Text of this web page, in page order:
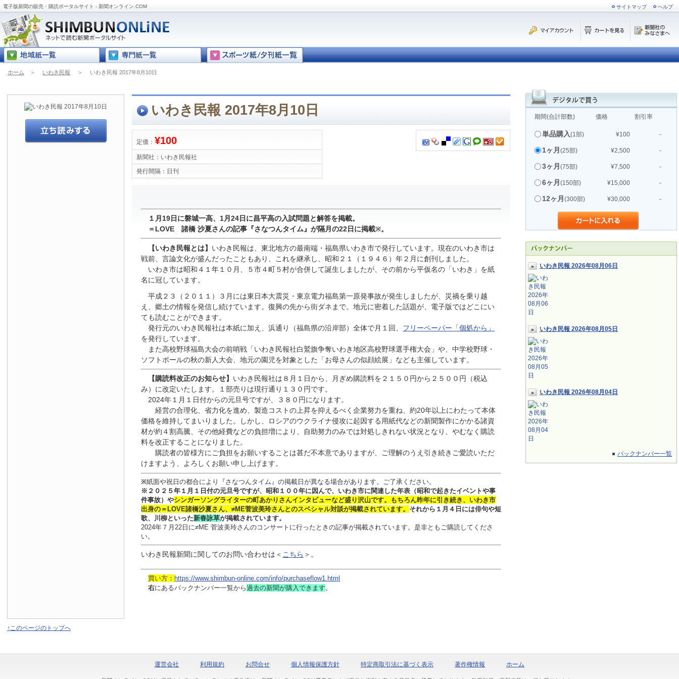
電子版新聞の販売・購読ポータルサイト - 新聞オンライン.COM サイトマップ ヘルプ
ホーム ＞ いわき民報 ＞ いわき民報 2017年8月10日
期間(合計部数) 価格 割引率
単品購入(1部) ¥100 -
1ヶ月 (25部) ¥2,500 -
3ヶ月 (75部) ¥7,500 -
6ヶ月 (150部) ¥15,000 -
12ヶ月 (300部) ¥30,000 -
いわき民報 2026年08月06日
いわき民報 2026年08月05日
いわき民報 2026年08月04日
バックナンバー一覧
いわき民報 2017年8月10日
定価： ¥100
新聞社： いわき民報社
発行間隔： 日刊
１月19日に磐城一高、1月24日に昌平高の入試問題と解答を掲載。
＝LOVE 諸橋 沙夏さんの記事『さなつんタイム』が隔月の22日に掲載※。
【いわき民報とは】 いわき民報は、東北地方の最南端・福島県いわき市で発行しています。現在のいわき市は
戦前、言論文化が盛んだったこともあり、これを継承し、昭和２１（１９４６）年２月に創刊しました。
いわき市は昭和４１年１０月、５市４町５村が合併して誕生しましたが、その前から平仮名の「いわき」を紙
名に冠しています。
平成２３（２０１１）３月には東日本大震災・東京電力福島第一原発事故が発生しましたが、災禍を乗り越
え、郷土の情報を発信し続けています。復興の先から街ダネまで。地元に密着した話題が、電子版ではどこにい
ても読むことができます。
発行元のいわき民報社は本紙に加え、浜通り（福島県の沿岸部）全体で月１回、 フリーペーパー「個処から」
を発行しています。
また高校野球福島大会の前哨戦「いわき民報社白鷲旗争奪いわき地区高校野球選手権大会」や、中学校野球・
ソフトボールの秋の新人大会、地元の園児を対象とした「お母さんの似顔絵展」なども主催しています。
【購読料改正のお知らせ】 いわき民報社は８月１日から、月ぎめ購読料を２１５０円から２５００円（税込
み）に改定いたします。１部売りは現行通り１３０円です。
2024年１月１日付からの元旦号ですが、３８０円になります。
経営の合理化、省力化を進め、製造コストの上昇を抑えるべく企業努力を重ね、約20年以上にわたって本体
価格を維持してまいりました。しかし、ロシアのウクライナ侵攻に起因する用紙代などの新聞製作にかかる諸資
材が約４割高騰、その他経費などの負担増により、自助努力のみでは対処しきれない状況となり、やむなく購読
料を改正することになりました。
購読者の皆様方にご負担をお願いすることは甚だ不本意でありますが、ご理解のうえ引き続きご愛読いただ
けますよう、よろしくお願い申し上げます。
※紙面や祝日の都合により『さなつんタイム』の掲載日が異なる場合があります。ご了承ください。
※ ２０２５年１月 １日 付の元旦号ですが、昭和１００年に因んで、いわき市に関連した年表（昭和で起きたイベントや事
件事故）やシンガーソングライターの町あかりさんインタビューなど盛り沢山です。
もちろん昨年に引き続き、いわき市
出身の ＝LOVE諸橋沙夏さん、≠ME菅波美玲さんとのスペシャル対談が掲載されています。 それから１月４日には俳句や短
歌、川柳といった新春詠草が掲載されています。
2024年７月22日に≠ME 菅波美玲さんのコンサートに行ったときの記事が掲載されています。是非ともご購読してくださ
い。
いわき民報新聞に関してのお問い合わせは ＜ こちら ＞。
買い方： https://www.shimbun-online.com/info/purchaseflow1.html
右にあるバックナンバー一覧から過去の新聞が購入できます。
↑このページのトップへ
運営会社 利用規約 お問合せ 個人情報保護方針 特定商取引法に基づく表示 著作権情報 ホーム